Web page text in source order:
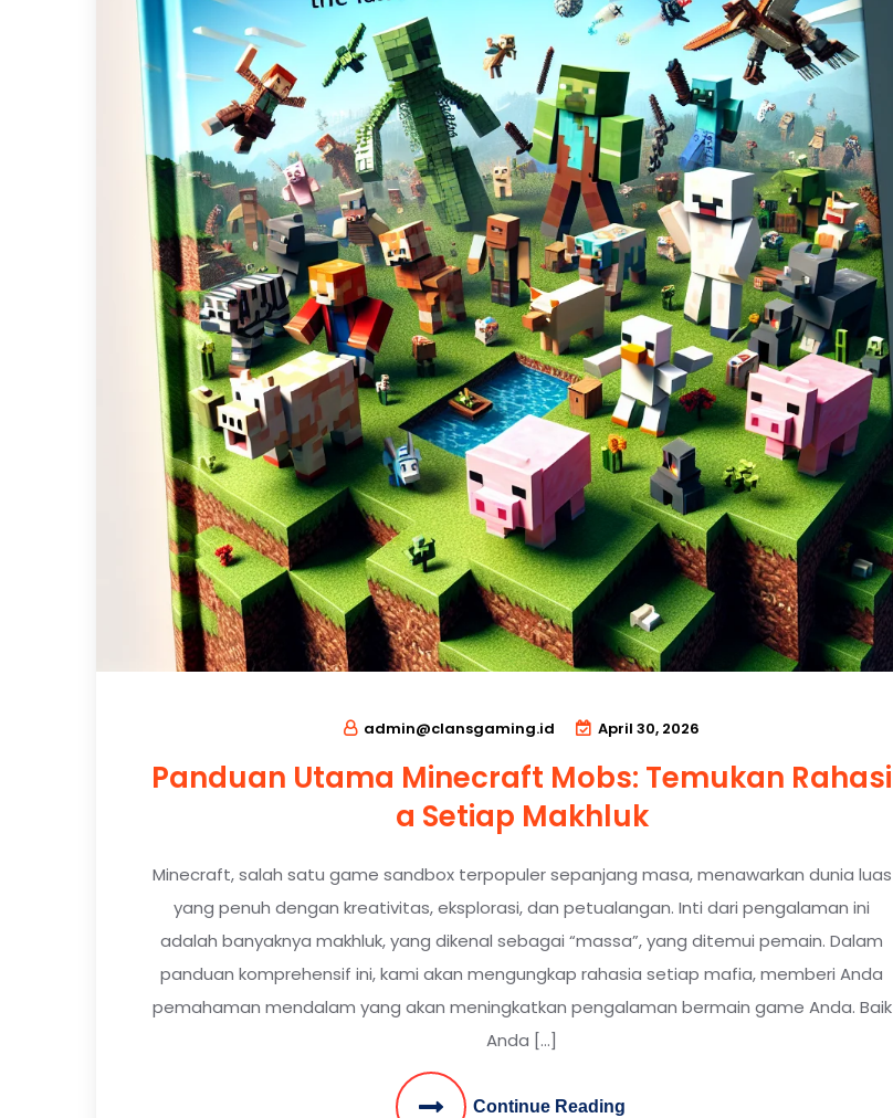
admin@clansgaming.id April 30, 2026
Panduan Utama Minecraft Mobs: Temukan Rahasi
a Setiap Makhluk
Minecraft, salah satu game sandbox terpopuler sepanjang masa, menawarkan dunia luas
yang penuh dengan kreativitas, eksplorasi, dan petualangan. Inti dari pengalaman ini
adalah banyaknya makhluk, yang dikenal sebagai “massa”, yang ditemui pemain. Dalam
panduan komprehensif ini, kami akan mengungkap rahasia setiap mafia, memberi Anda
pemahaman mendalam yang akan meningkatkan pengalaman bermain game Anda. Baik
Anda […]
Continue Reading